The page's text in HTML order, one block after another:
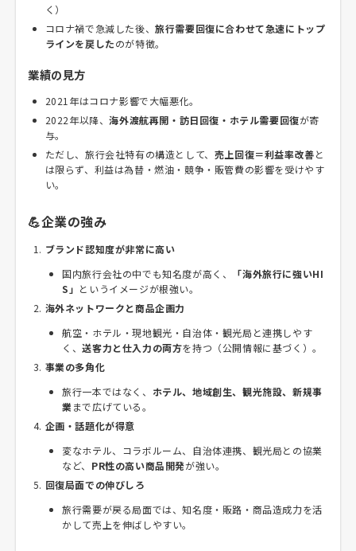
く）
コロナ禍で急減した後、旅行需要回復に合わせて急速にトップ
ラインを戻したのが特徴。
業績の見方
2021年はコロナ影響で大幅悪化。
2022年以降、海外渡航再開・訪日回復・ホテル需要回復が寄
与。
ただし、旅行会社特有の構造として、 売上回復＝利益率改善と
は限らず、利益は為替・燃油・競争・販管費の影響を受けやす
い。
💪企業の強み
ブランド認知度が非常に高い
国内旅行会社の中でも知名度が高く、
「海外旅行に強いHI
S」 というイメージが根強い。
海外ネットワークと商品企画力
航空・ホテル・現地観光・自治体・観光局と連携しやす
く、送客力と仕入力の両方を持つ（公開情報に基づく）。
事業の多角化
旅行一本ではなく、 ホテル、地域創生、観光施設、新規事
業 まで広げている。
企画・話題化が得意
変なホテル、コラボルーム、自治体連携、観光局との協業
など、 PR性の高い商品開発が強い。
回復局面での伸びしろ
旅行需要が戻る局面では、知名度・販路・商品造成力を活
かして売上を伸ばしやすい。